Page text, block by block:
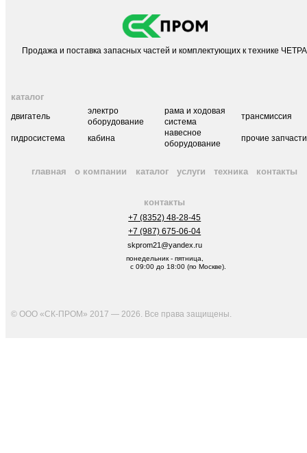
Продажа и поставка запасных частей и комплектующих к технике ЧЕТРА
каталог
двигатель
электро
оборудование
рама и ходовая
система
трансмиссия
гидросистема кабина
навесное
оборудование
прочие запчасти
главная о компании каталог услуги техника контакты
контакты
+7 (8352) 48-28-45
+7 (987) 675-06-04
skprom21@yandex.ru
понедельник - пятница,
с 09:00 до 18:00 (по Москве).
© ООО «СК-ПРОМ» 2017 — 2026. Все права защищены.